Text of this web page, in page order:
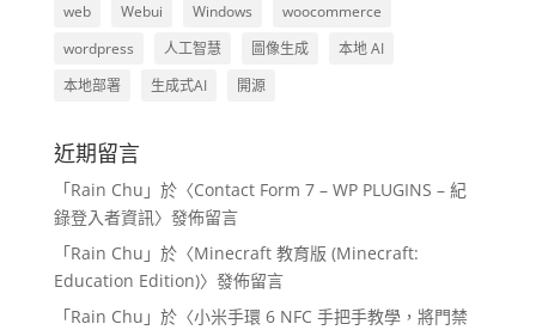
web
Webui Windows
woocommerce
wordpress
人工智慧 圖像生成
本地 AI
本地部署
生成式AI 開源
近期留言
「Rain Chu 」於〈Contact Form 7 – WP PLUGINS – 紀
錄登入者資訊〉發佈留言
「Rain Chu 」於〈Minecraft 教育版 (Minecraft:
Education Edition)〉發佈留言
「Rain Chu 」於〈小米手環 6 NFC 手把手教學，將門禁